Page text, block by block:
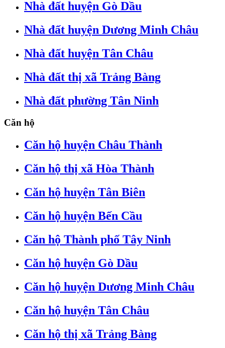
Nhà đất huyện Gò Dầu
Nhà đất huyện Dương Minh Châu
Nhà đất huyện Tân Châu
Nhà đất thị xã Trảng Bàng
Nhà đất phường Tân Ninh
Căn hộ
Căn hộ huyện Châu Thành
Căn hộ thị xã Hòa Thành
Căn hộ huyện Tân Biên
Căn hộ huyện Bến Cầu
Căn hộ Thành phố Tây Ninh
Căn hộ huyện Gò Dầu
Căn hộ huyện Dương Minh Châu
Căn hộ huyện Tân Châu
Căn hộ thị xã Trảng Bàng